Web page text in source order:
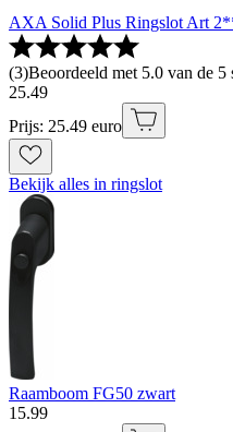
AXA Solid Plus Ringslot Art
(3)Beoordeeld met 5.0 van de
25.49
Prijs: 25.49 euro
Bekijk alles in ringslot
Raamboom FG50 zwart
15.99